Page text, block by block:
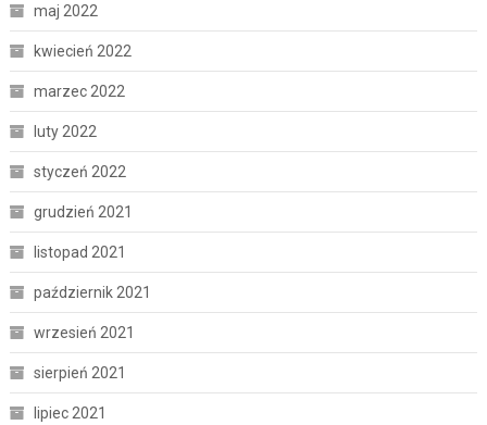
maj 2022
kwiecień 2022
marzec 2022
luty 2022
styczeń 2022
grudzień 2021
listopad 2021
październik 2021
wrzesień 2021
sierpień 2021
lipiec 2021